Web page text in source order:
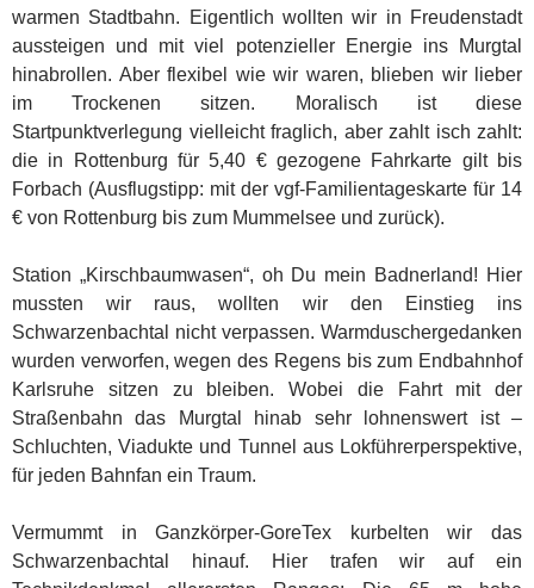
warmen Stadtbahn. Eigentlich wollten wir in Freudenstadt
aussteigen und mit viel potenzieller Energie ins Murgtal
hinabrollen. Aber flexibel wie wir waren, blieben wir lieber
im Trockenen sitzen. Moralisch ist diese
Startpunktverlegung vielleicht fraglich, aber zahlt isch zahlt:
die in Rottenburg für 5,40 € gezogene Fahrkarte gilt bis
Forbach (Ausflugstipp: mit der vgf-Familientageskarte für 14
€ von Rottenburg bis zum Mummelsee und zurück).
Station „Kirschbaumwasen“, oh Du mein Badnerland! Hier
mussten wir raus, wollten wir den Einstieg ins
Schwarzenbachtal nicht verpassen. Warmduschergedanken
wurden verworfen, wegen des Regens bis zum Endbahnhof
Karlsruhe sitzen zu bleiben. Wobei die Fahrt mit der
Straßenbahn das Murgtal hinab sehr lohnenswert ist –
Schluchten, Viadukte und Tunnel aus Lokführerperspektive,
für jeden Bahnfan ein Traum.
Vermummt in Ganzkörper-GoreTex kurbelten wir das
Schwarzenbachtal hinauf. Hier trafen wir auf ein